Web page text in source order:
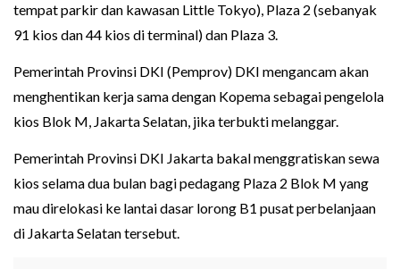
tempat parkir dan kawasan Little Tokyo), Plaza 2 (sebanyak
91 kios dan 44 kios di terminal) dan Plaza 3.
Pemerintah Provinsi DKI (Pemprov) DKI mengancam akan
menghentikan kerja sama dengan Kopema sebagai pengelola
kios Blok M, Jakarta Selatan, jika terbukti melanggar.
Pemerintah Provinsi DKI Jakarta bakal menggratiskan sewa
kios selama dua bulan bagi pedagang Plaza 2 Blok M yang
mau direlokasi ke lantai dasar lorong B1 pusat perbelanjaan
di Jakarta Selatan tersebut.